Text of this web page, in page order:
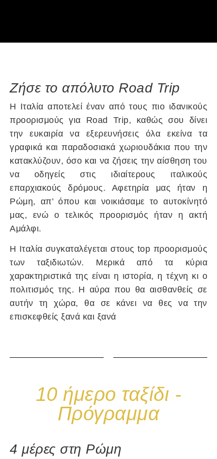
Ζήσε το απόλυτο Road Trip
Η Ιταλία αποτελεί έναν από τους πιο ιδανικούς
προορισμούς για Road Trip, καθώς σου δίνει
την ευκαιρία να εξερευνήσεις όλα εκείνα τα
γραφικά και παραδοσιακά χωριουδάκια που την
κατακλύζουν, όσο και να ζήσεις την αίσθηση του
να οδηγείς στις ιδιαίτερους ιταλικoύς
επαρχιακούς δρόμους. Αφετηρία μας ήταν η
Ρώμη, απ’ όπου και νοικιάσαμε το αυτοκίνητό
μας, ενώ ο τελικός προορισμός ήταν η ακτή
Αμάλφι.
Η Ιταλία συγκαταλέγεται στους top προορισμούς
των ταξιδιωτών. Μερικά από τα κύρια
χαρακτηριστικά της είναι η ιστορία, η τέχνη κι ο
πολιτισμός της. Η αύρα που θα αισθανθείς σε
αυτήν τη χώρα, θα σε κάνει να θες να την
επισκεφθείς ξανά και ξανά
10 ήμερο ταξίδι -
Πρόγραμμα
4 μέρες στη Ρώμη